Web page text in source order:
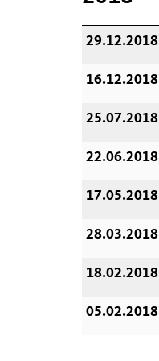
29.12.2018
16.12.2018
25.07.2018
22.06.2018
17.05.2018
28.03.2018
18.02.2018
05.02.2018